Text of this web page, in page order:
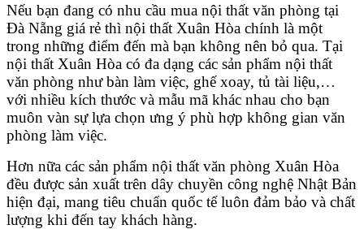
Nếu bạn đang có nhu cầu mua nội thất văn phòng tại
Đà Nẵng giá rẻ thì nội thất Xuân Hòa chính là một
trong những điểm đến mà bạn không nên bỏ qua. Tại
nội thất Xuân Hòa có đa dạng các sản phẩm nội thất
văn phòng như bàn làm việc, ghế xoay, tủ tài liệu,…
với nhiều kích thước và mẫu mã khác nhau cho bạn
muôn vàn sự lựa chọn ưng ý phù hợp không gian văn
phòng làm việc.
Hơn nữa các sản phẩm nội thất văn phòng Xuân Hòa
đều được sản xuất trên dây chuyền công nghệ Nhật Bản
hiện đại, mang tiêu chuẩn quốc tế luôn đảm bảo và chất
lượng khi đến tay khách hàng.